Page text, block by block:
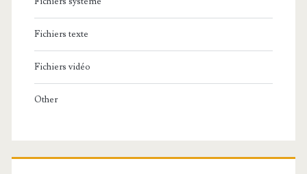
Fichiers texte
Fichiers vidéo
Other